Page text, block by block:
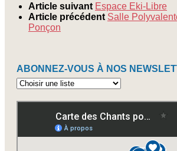
Article suivant Espace Eki-Libre
Article précédent Salle
Ponçon
ABONNEZ-VOUS À NOS
Abonnez-
à
newsletters